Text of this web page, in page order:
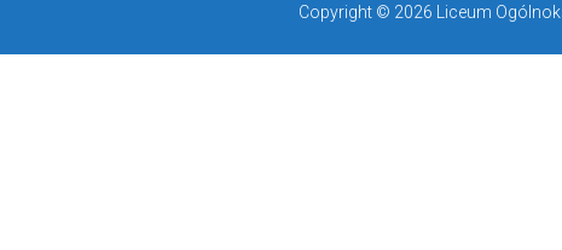
Copyright © 2026 Liceum